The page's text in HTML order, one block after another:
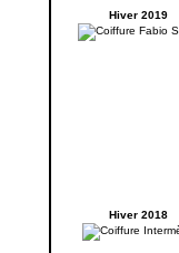
Hiver 2019
Hiver 2018